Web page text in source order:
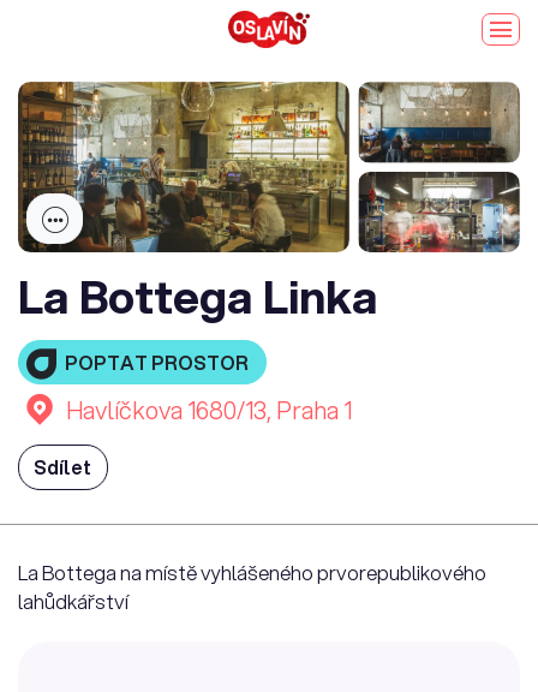
La Bottega Linka
POPTAT PROSTOR
Havlíčkova 1680/​13, Praha 1
Sdílet
La Bottega na místě vyhlášeného prvorepublikového
lahůdkářství